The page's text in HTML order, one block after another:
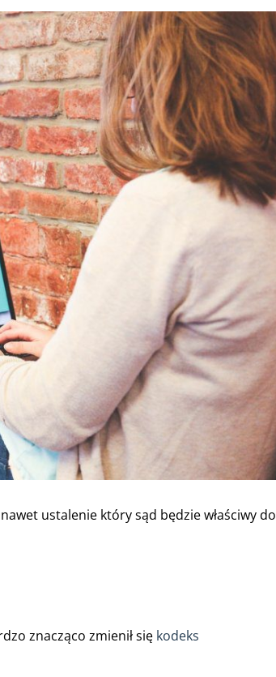
ustalenie który sąd będzie właściwy do
znacząco zmienił się kodeks